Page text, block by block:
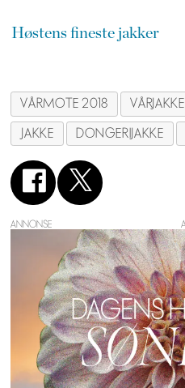
Høstens fineste jakker
VÅRMOTE 2018 VÅRJAKKE
JAKKE
DONGERIJAKKE
ANNONSE